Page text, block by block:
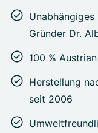
Gründer Dr.
100 %
Herstellung
seit 2006